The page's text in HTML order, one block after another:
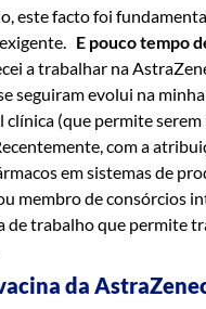
este facto foi
E pouco tempo
a trabalhar na
seguiram evolui na
(que permite serem
com a
em sistemas de
membro de consórcios
de trabalho que permite
da